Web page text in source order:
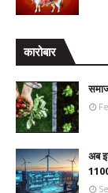
कारोबार
अब